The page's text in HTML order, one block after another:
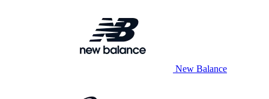
New Balance